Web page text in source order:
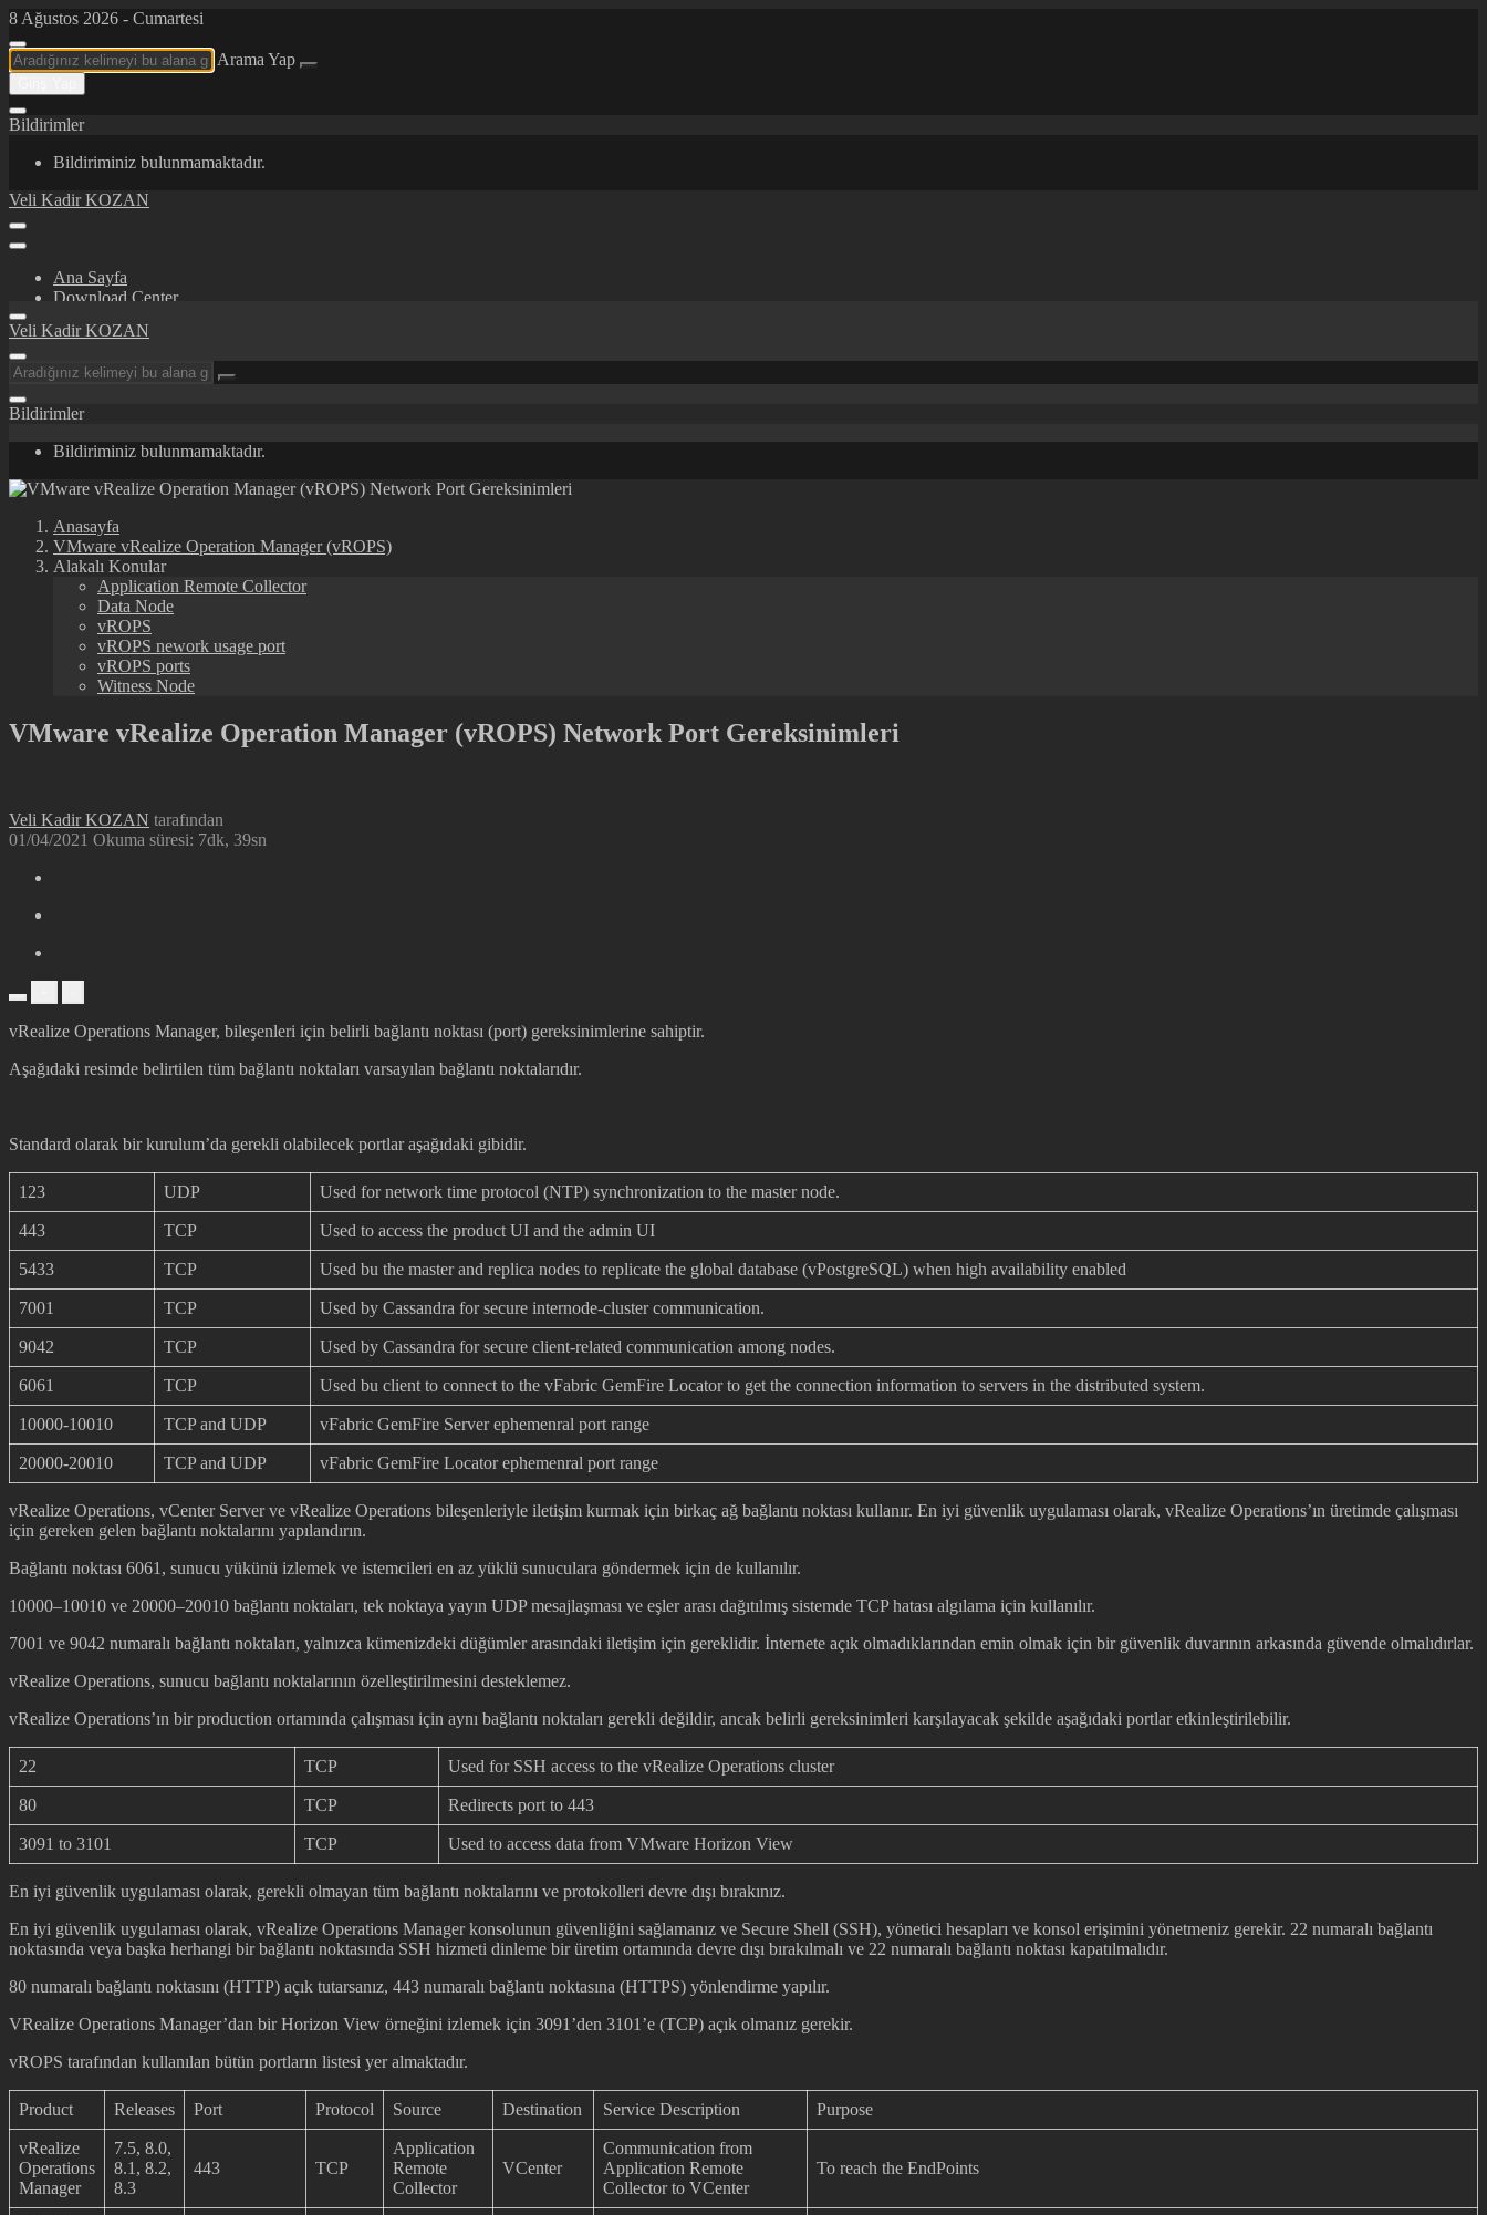
8 Ağustos 2026 - Cumartesi
Arama Yap
Bildirimler
Bildiriminiz bulunmamaktadır.
Veli Kadir KOZAN
Ana Sayfa
Download Center
İletişim
Veli Kadir KOZAN
Bildirimler
Bildiriminiz bulunmamaktadır.
Anasayfa
VMware vRealize Operation Manager (vROPS)
Alakalı Konular
Application Remote Collector
Data Node
vROPS
vROPS nework usage port
vROPS ports
Witness Node
VMware vRealize Operation Manager (vROPS) Network Port Gereksinimleri
Veli Kadir KOZAN tarafından
01/04/2021 Okuma süresi: 7dk, 39sn
vRealize Operations Manager, bileşenleri için belirli bağlantı noktası (port) gereksinimlerine sahiptir.
Aşağıdaki resimde belirtilen tüm bağlantı noktaları varsayılan bağlantı noktalarıdır.
Standard olarak bir kurulum’da gerekli olabilecek portlar aşağıdaki gibidir.
123 UDP Used for network time protocol (NTP) synchronization to the master node.
443 TCP Used to access the product UI and the admin UI
5433 TCP Used bu the master and replica nodes to replicate the global database (vPostgreSQL) when high availability enabled
7001 TCP Used by Cassandra for secure internode-cluster communication.
9042 TCP Used by Cassandra for secure client-related communication among nodes.
6061 TCP Used bu client to connect to the vFabric GemFire Locator to get the connection information to servers in the distributed system.
10000-10010 TCP and UDP vFabric GemFire Server ephemenral port range
20000-20010 TCP and UDP vFabric GemFire Locator ephemenral port range
vRealize Operations, vCenter Server ve vRealize Operations bileşenleriyle iletişim kurmak için birkaç ağ bağlantı noktası kullanır. En iyi güvenlik uygulaması olarak, vRealize Operations’ın üretimde çalışması
için gereken gelen bağlantı noktalarını yapılandırın.
Bağlantı noktası 6061, sunucu yükünü izlemek ve istemcileri en az yüklü sunuculara göndermek için de kullanılır.
10000–10010 ve 20000–20010 bağlantı noktaları, tek noktaya yayın UDP mesajlaşması ve eşler arası dağıtılmış sistemde TCP hatası algılama için kullanılır.
7001 ve 9042 numaralı bağlantı noktaları, yalnızca kümenizdeki düğümler arasındaki iletişim için gereklidir. İnternete açık olmadıklarından emin olmak için bir güvenlik duvarının arkasında güvende olmalıdırlar.
vRealize Operations, sunucu bağlantı noktalarının özelleştirilmesini desteklemez.
vRealize Operations’ın bir production ortamında çalışması için aynı bağlantı noktaları gerekli değildir, ancak belirli gereksinimleri karşılayacak şekilde aşağıdaki portlar etkinleştirilebilir.
22 TCP Used for SSH access to the vRealize Operations cluster
80 TCP Redirects port to 443
3091 to 3101 TCP Used to access data from VMware Horizon View
En iyi güvenlik uygulaması olarak, gerekli olmayan tüm bağlantı noktalarını ve protokolleri devre dışı bırakınız.
En iyi güvenlik uygulaması olarak, vRealize Operations Manager konsolunun güvenliğini sağlamanız ve Secure Shell (SSH), yönetici hesapları ve konsol erişimini yönetmeniz gerekir. 22 numaralı bağlantı
noktasında veya başka herhangi bir bağlantı noktasında SSH hizmeti dinleme bir üretim ortamında devre dışı bırakılmalı ve 22 numaralı bağlantı noktası kapatılmalıdır.
80 numaralı bağlantı noktasını (HTTP) açık tutarsanız, 443 numaralı bağlantı noktasına (HTTPS) yönlendirme yapılır.
VRealize Operations Manager’dan bir Horizon View örneğini izlemek için 3091’den 3101’e (TCP) açık olmanız gerekir.
vROPS tarafından kullanılan bütün portların listesi yer almaktadır.
Product Releases Port Protocol Source Destination Service Description Purpose
vRealize
Operations
Manager
7.5, 8.0,
8.1, 8.2,
8.3
443 TCP
Application
Remote
Collector
VCenter
Communication from
Application Remote
Collector to VCenter
To reach the EndPoints